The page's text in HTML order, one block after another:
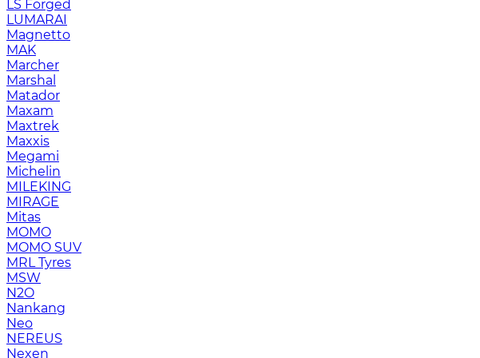
LS Forged
LUMARAI
Magnetto
MAK
Marcher
Marshal
Matador
Maxam
Maxtrek
Maxxis
Megami
Michelin
MILEKING
MIRAGE
Mitas
MOMO
MOMO SUV
MRL Tyres
MSW
N2O
Nankang
Neo
NEREUS
Nexen